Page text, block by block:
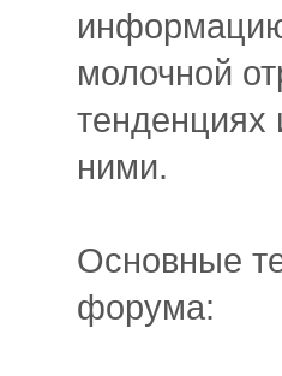
молочной
тенденциях
ними.
Основные
форума: